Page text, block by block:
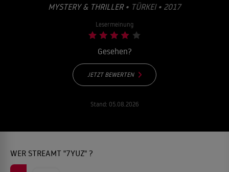
MYSTERY & THRILLER• TÜRKEI • 2017
Lesermeinung
Gesehen?
JETZT BEWERTEN
Stand: 05.08.2026
WER STREAMT "7YUZ" ?